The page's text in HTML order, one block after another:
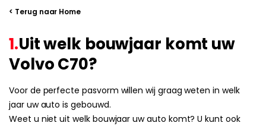
< Terug naar Home
1.Uit welk bouwjaar komt uw
Volvo C70?
Voor de perfecte pasvorm willen wij graag weten in welk
jaar uw auto is gebouwd.
Weet u niet uit welk bouwjaar uw auto komt? U kunt ook